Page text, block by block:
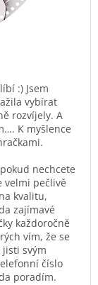
:) Jsem
vybírat
rozvíjely. A
K myšlence
nechcete
velmi pečlivě
kvalitu,
zajímavé
každoročně
vím, že se
jisti svým
číslo
poradím.